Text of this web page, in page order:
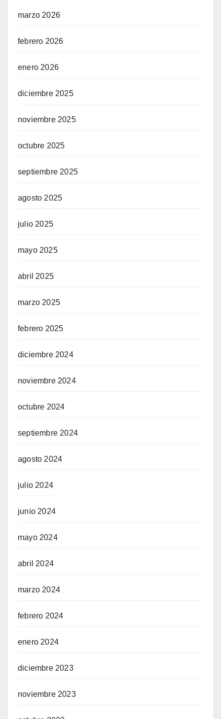
marzo 2026
febrero 2026
enero 2026
diciembre 2025
noviembre 2025
octubre 2025
septiembre 2025
agosto 2025
julio 2025
mayo 2025
abril 2025
marzo 2025
febrero 2025
diciembre 2024
noviembre 2024
octubre 2024
septiembre 2024
agosto 2024
julio 2024
junio 2024
mayo 2024
abril 2024
marzo 2024
febrero 2024
enero 2024
diciembre 2023
noviembre 2023